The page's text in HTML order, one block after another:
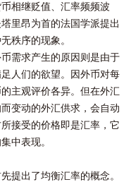
相继贬值、汇率频频波
里昂为首的法国学派提出
秩序的现象。
需求产生的原因则是由于
人们的欲望。因外币对每
主观评价各异。但在外汇
变动的外汇供求，会自动
接受的价格即是汇率，它
中表现。
出了均衡汇率的概念。